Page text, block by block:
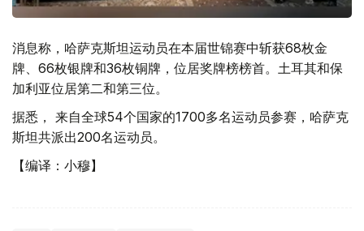
消息称，哈萨克斯坦运动员在本届世锦赛中斩获68枚金
牌、66枚银牌和36枚铜牌，位居奖牌榜榜首。土耳其和保
加利亚位居第二和第三位。
据悉， 来自全球54个国家的1700多名运动员参赛，哈萨克
斯坦共派出200名运动员。
【编译：小穆】